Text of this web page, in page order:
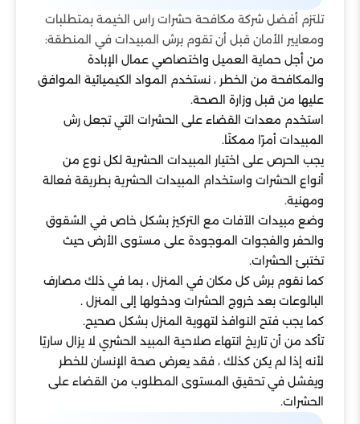
تلتزم أفضل شركة مكافحة حشرات راس الخيمة بمتطلبات
ومعايير الأمان قبل أن تقوم برش المبيدات في المنطقة:
من أجل حماية العميل واختصاصي عمال الإبادة
والمكافحة من الخطر ، نستخدم المواد الكيميائية الموافق
عليها من قبل وزارة الصحة.
استخدم معدات القضاء على الحشرات التي تجعل رش
المبيدات أمرًا ممكنًا.
يجب الحرص على اختيار المبيدات الحشرية لكل نوع من
أنواع الحشرات واستخدام المبيدات الحشرية بطريقة فعالة
ومهنية.
وضع مبيدات الآفات مع التركيز بشكل خاص في الشقوق
والحفر والفجوات الموجودة على مستوى الأرض حيث
تختبئ الحشرات.
كما نقوم برش كل مكان في المنزل ، بما في ذلك مصارف
البالوعات بعد خروج الحشرات ودخولها إلى المنزل .
كما يجب فتح النوافذ لتهوية المنزل بشكل صحيح.
تأكد من أن تاريخ انتهاء صلاحية المبيد الحشري لا يزال ساريًا
لأنه إذا لم يكن كذلك ، فقد يعرض صحة الإنسان للخطر
ويفشل في تحقيق المستوى المطلوب من القضاء على
الحشرات.